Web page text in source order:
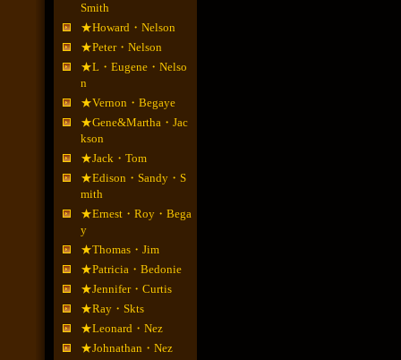
Smith
★Howard・Nelson
★Peter・Nelson
★L・Eugene・Nelso
n
★Vernon・Begaye
★Gene&Martha・Jac
kson
★Jack・Tom
★Edison・Sandy・S
mith
★Ernest・Roy・Bega
y
★Thomas・Jim
★Patricia・Bedonie
★Jennifer・Curtis
★Ray・Skts
★Leonard・Nez
★Johnathan・Nez